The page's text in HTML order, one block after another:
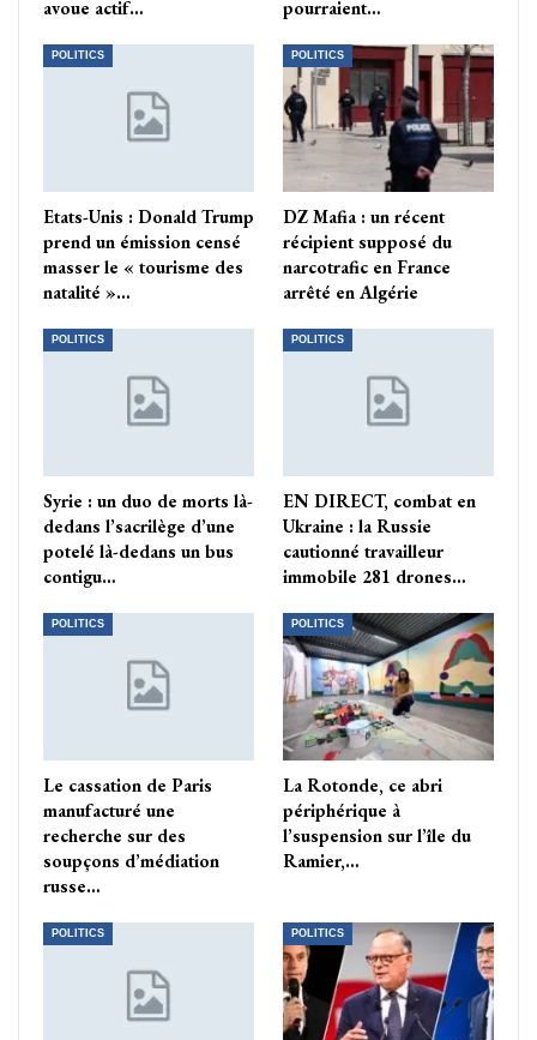
avoue actif… pourraient…
POLITICS
Etats-Unis : Donald Trump
prend un émission censé
masser le « tourisme des
natalité »…
POLITICS
DZ Mafia : un récent
récipient supposé du
narcotrafic en France
arrêté en Algérie
POLITICS
Syrie : un duo de morts là-
dedans l’sacrilège d’une
potelé là-dedans un bus
contigu…
POLITICS
EN DIRECT, combat en
Ukraine : la Russie
cautionné travailleur
immobile 281 drones…
POLITICS
Le cassation de Paris
manufacturé une
recherche sur des
soupçons d’médiation
russe…
POLITICS
La Rotonde, ce abri
périphérique à
l’suspension sur l’île du
Ramier,…
POLITICS POLITICS